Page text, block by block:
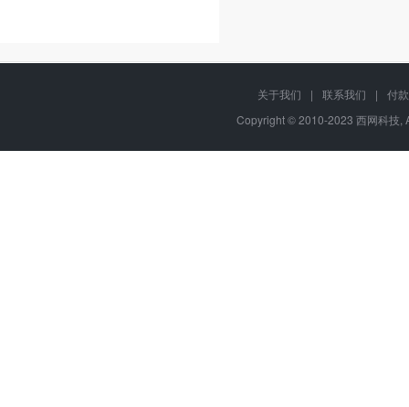
关于我们 | 联系我们 |
付
Copyright © 2010-2023 西网科技